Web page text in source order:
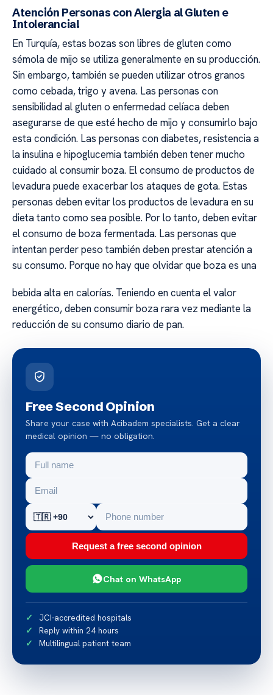
Atención Personas con Alergia al Gluten e
Intolerancia!
En Turquía, estas bozas son libres de gluten como
sémola de mijo se utiliza generalmente en su producción.
Sin embargo, también se pueden utilizar otros granos
como cebada, trigo y avena. Las personas con
sensibilidad al gluten o enfermedad celíaca deben
asegurarse de que esté hecho de mijo y consumirlo bajo
esta condición. Las personas con diabetes, resistencia a
la insulina e hipoglucemia también deben tener mucho
cuidado al consumir boza. El consumo de productos de
levadura puede exacerbar los ataques de gota. Estas
personas deben evitar los productos de levadura en su
dieta tanto como sea posible. Por lo tanto, deben evitar
el consumo de boza fermentada. Las personas que
intentan perder peso también deben prestar atención a
su consumo. Porque no hay que olvidar que boza es una
bebida alta en calorías. Teniendo en cuenta el valor
energético, deben consumir boza rara vez mediante la
reducción de su consumo diario de pan.
Free Second Opinion
Share your case with Acibadem specialists. Get a clear
medical opinion — no obligation.
Request a free second opinion
Chat on WhatsApp
JCI-accredited hospitals
Reply within 24 hours
Multilingual patient team